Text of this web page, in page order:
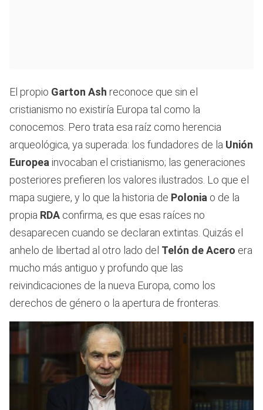
El propio Garton Ash reconoce que sin el
cristianismo no existiría Europa tal como la
conocemos. Pero trata esa raíz como herencia
arqueológica, ya superada: los fundadores de la Unión
Europea invocaban el cristianismo; las generaciones
posteriores prefieren los valores ilustrados. Lo que el
mapa sugiere, y lo que la historia de Polonia o de la
propia RDA confirma, es que esas raíces no
desaparecen cuando se declaran extintas. Quizás el
anhelo de libertad al otro lado del Telón de Acero era
mucho más antiguo y profundo que las
reivindicaciones de la nueva Europa, como los
derechos de género o la apertura de fronteras.